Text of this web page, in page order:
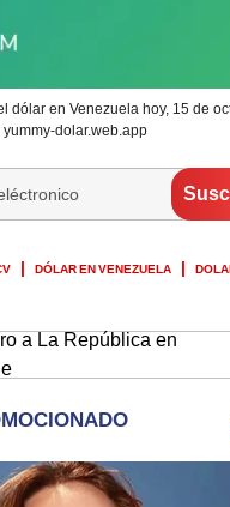
dólar en Venezuela hoy, 15 de
yummy-dolar.web.app
DÓLAR EN VENEZUELA
a La República en